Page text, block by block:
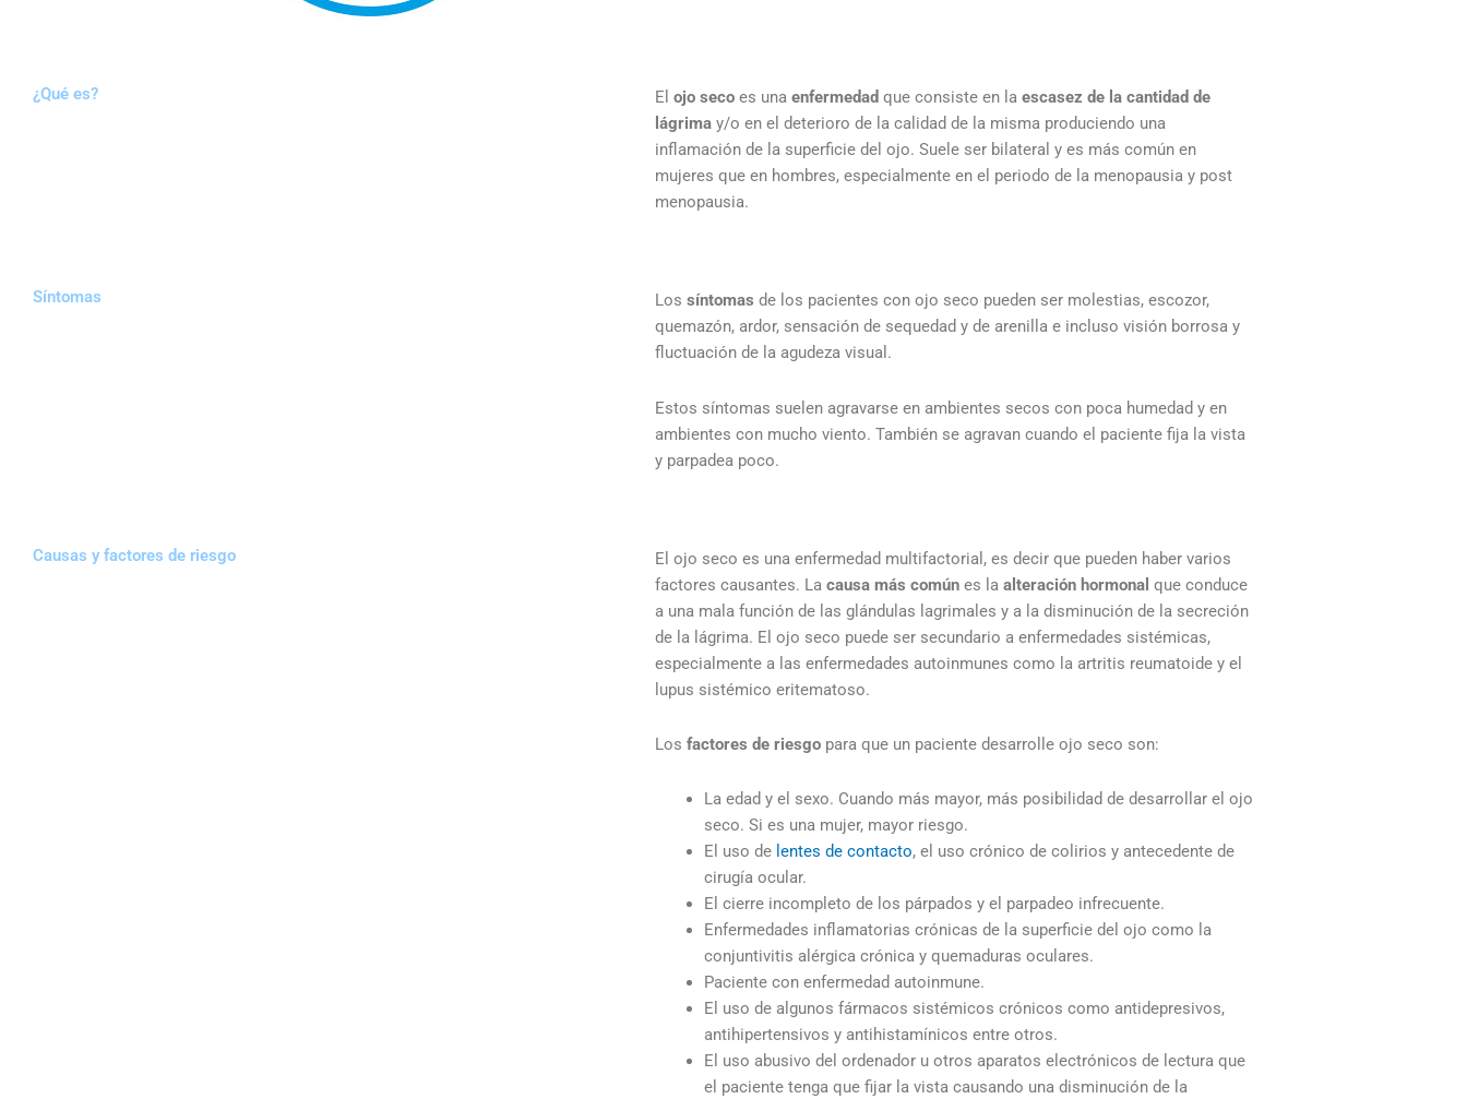
¿Qué es? El ojo seco es una enfermedad que consiste en la escasez de la cantidad de
lágrima y/o en el deterioro de la calidad de la misma produciendo una
inflamación de la superficie del ojo. Suele ser bilateral y es más común en
mujeres que en hombres, especialmente en el periodo de la menopausia y post
menopausia.
Síntomas Los síntomas de los pacientes con ojo seco pueden ser molestias, escozor,
quemazón, ardor, sensación de sequedad y de arenilla e incluso visión borrosa y
fluctuación de la agudeza visual.
Estos síntomas suelen agravarse en ambientes secos con poca humedad y en
ambientes con mucho viento. También se agravan cuando el paciente fija la vista
y parpadea poco.
Causas y factores de riesgo
El ojo seco es una enfermedad multifactorial, es decir que pueden haber varios
factores causantes. La causa más común es la alteración hormonal que conduce
a una mala función de las glándulas lagrimales y a la disminución de la secreción
de la lágrima. El ojo seco puede ser secundario a enfermedades sistémicas,
especialmente a las enfermedades autoinmunes como la artritis reumatoide y el
lupus sistémico eritematoso.
Los factores de riesgo para que un paciente desarrolle ojo seco son:
La edad y el sexo. Cuando más mayor, más posibilidad de desarrollar el ojo
seco. Si es una mujer, mayor riesgo.
El uso de lentes de contacto, el uso crónico de colirios y antecedente de
cirugía ocular.
El cierre incompleto de los párpados y el parpadeo infrecuente.
Enfermedades inflamatorias crónicas de la superficie del ojo como la
conjuntivitis alérgica crónica y quemaduras oculares.
Paciente con enfermedad autoinmune.
El uso de algunos fármacos sistémicos crónicos como antidepresivos,
antihipertensivos y antihistamínicos entre otros.
El uso abusivo del ordenador u otros aparatos electrónicos de lectura que
el paciente tenga que fijar la vista causando una disminución de la